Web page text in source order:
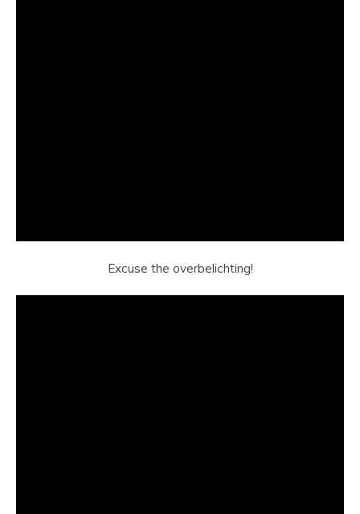
Excuse the overbelichting!